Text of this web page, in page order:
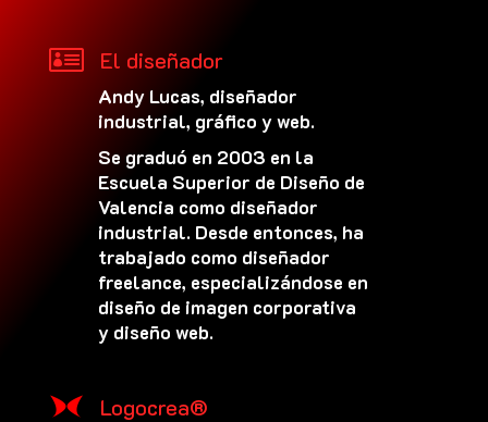
 El diseñador
Andy Lucas, diseñador
industrial, gráfico y web.
Se graduó en 2003 en la
Escuela Superior de Diseño de
Valencia como diseñador
industrial. Desde entonces, ha
trabajado como diseñador
freelance, especializándose en
diseño de imagen corporativa
y diseño web.
Logocrea®